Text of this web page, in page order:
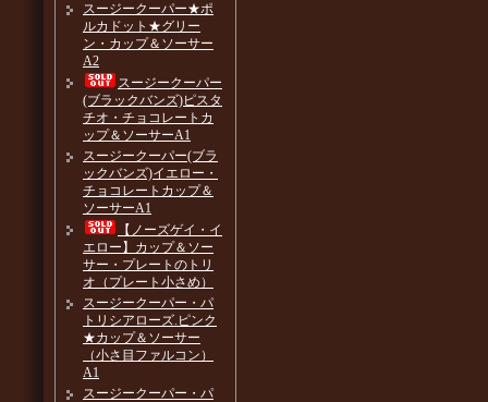
スージークーパー★ポ
ルカドット★グリー
ン・カップ＆ソーサー
A2
スージークーパー
(ブラックバンズ)ピスタ
チオ・チョコレートカ
ップ＆ソーサーA1
スージークーパー(ブラ
ックバンズ)イエロー・
チョコレートカップ＆
ソーサーA1
【ノーズゲイ・イ
エロー】カップ＆ソー
サー・プレートのトリ
オ（プレート小さめ）
スージークーパー・パ
トリシアローズ.ピンク
★カップ＆ソーサー
（小さ目ファルコン）
A1
スージークーパー・パ